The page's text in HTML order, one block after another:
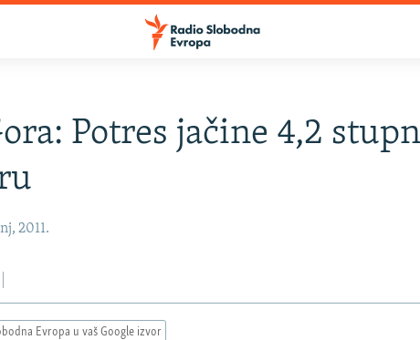
Potres jačine 4,2
2011.
Evropa u vaš Google izvor